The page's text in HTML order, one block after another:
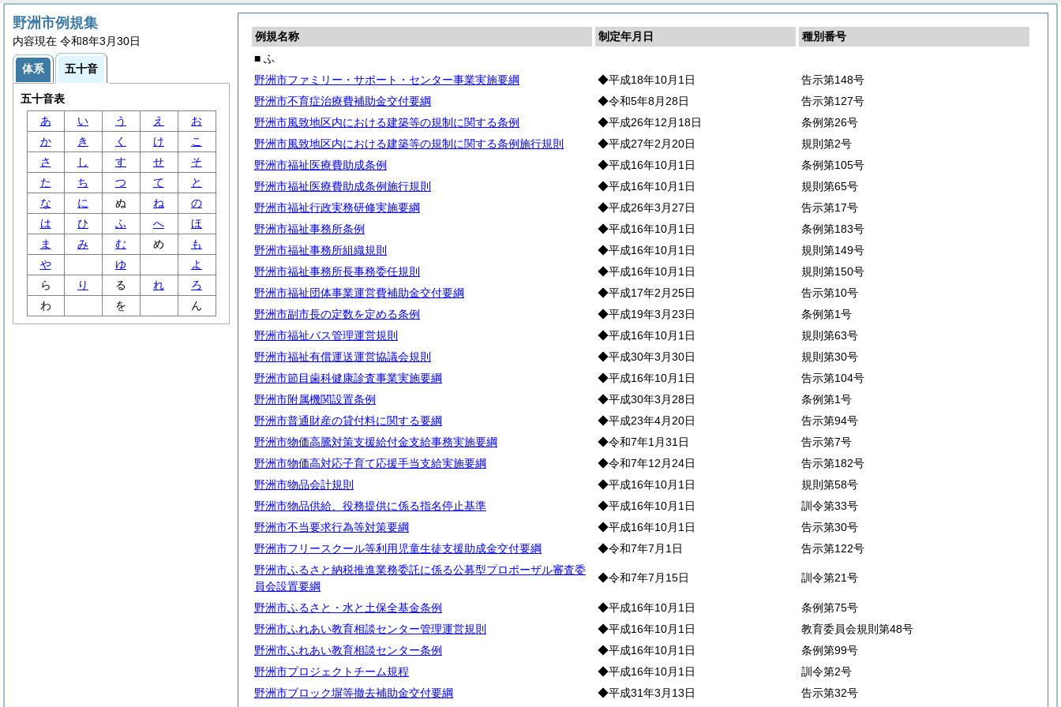
例規名称 制定年月日
種別番号
■ ふ
野洲市ファミリー・サポート・センター事業実施要綱
◆平成18年10月1日
告示第148号
野洲市不育症治療費補助金交付要綱
◆令和5年8月28日
告示第127号
野洲市風致地区内における建築等の規制に関する条例
◆平成26年12月18日
条例第26号
野洲市風致地区内における建築等の規制に関する条例施行規則
◆平成27年2月20日
規則第2号
野洲市福祉医療費助成条例
◆平成16年10月1日
条例第105号
野洲市福祉医療費助成条例施行規則
◆平成16年10月1日
規則第65号
野洲市福祉行政実務研修実施要綱
◆平成26年3月27日
告示第17号
野洲市福祉事務所条例
◆平成16年10月1日
条例第183号
野洲市福祉事務所組織規則
◆平成16年10月1日
規則第149号
野洲市福祉事務所長事務委任規則
◆平成16年10月1日
規則第150号
野洲市福祉団体事業運営費補助金交付要綱
◆平成17年2月25日
告示第10号
野洲市副市長の定数を定める条例
◆平成19年3月23日
条例第1号
野洲市福祉バス管理運営規則
◆平成16年10月1日
規則第63号
野洲市福祉有償運送運営協議会規則
◆平成30年3月30日
規則第30号
野洲市節目歯科健康診査事業実施要綱
◆平成16年10月1日
告示第104号
野洲市附属機関設置条例
◆平成30年3月28日
条例第1号
野洲市普通財産の貸付料に関する要綱
◆平成23年4月20日
告示第94号
野洲市物価高騰対策支援給付金支給事務実施要綱
◆令和7年1月31日
告示第7号
野洲市物価高対応子育て応援手当支給実施要綱
◆令和7年12月24日
告示第182号
野洲市物品会計規則
◆平成16年10月1日
規則第58号
野洲市物品供給、役務提供に係る指名停止基準
◆平成16年10月1日
訓令第33号
野洲市不当要求行為等対策要綱
◆平成16年10月1日
告示第30号
野洲市フリースクール等利用児童生徒支援助成金交付要綱
◆令和7年7月1日
告示第122号
野洲市ふるさと納税推進業務委託に係る公募型プロポーザル審査委
員会設置要綱
◆令和7年7月15日 訓令第21号
野洲市ふるさと・水と土保全基金条例 ◆平成16年10月1日
条例第75号
野洲市ふれあい教育相談センター管理運営規則
◆平成16年10月1日
教育委員会規則第48号
野洲市ふれあい教育相談センター条例
◆平成16年10月1日
条例第99号
野洲市プロジェクトチーム規程
◆平成16年10月1日
訓令第2号
野洲市ブロック塀等撤去補助金交付要綱
◆平成31年3月13日 告示第32号
野洲市例規集
内容現在 令和8年3月30日
体系 五十音
五十音表
あ
い う え
お
か
き く け
こ
さ
し す せ
そ
た
ち つ て
と
な
に ぬ ね
の
は
ひ ふ へ
ほ
ま
み む め
も
や
ゆ
よ
ら
り る れ
ろ
わ
を ん